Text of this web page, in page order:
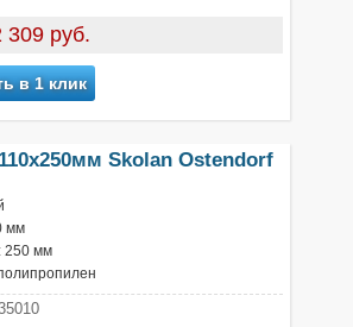
309 руб.
в 1 клик
Skolan Ostendorf
мм
250 мм